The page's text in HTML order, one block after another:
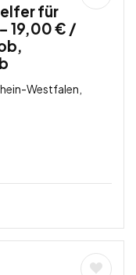
für
19,00 € /
Westfalen,